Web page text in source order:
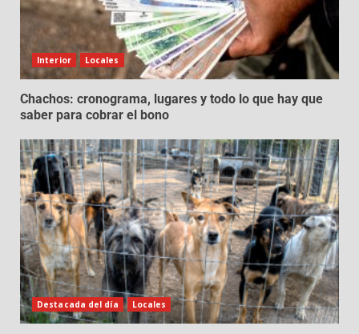
Interior Locales
Chachos: cronograma, lugares y todo lo que hay que
saber para cobrar el bono
Destacada del día Locales